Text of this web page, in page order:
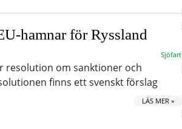
hamnar för Ryssland
Sjöfart
resolution om sanktioner och
finns ett svenskt förslag
LÄS MER »